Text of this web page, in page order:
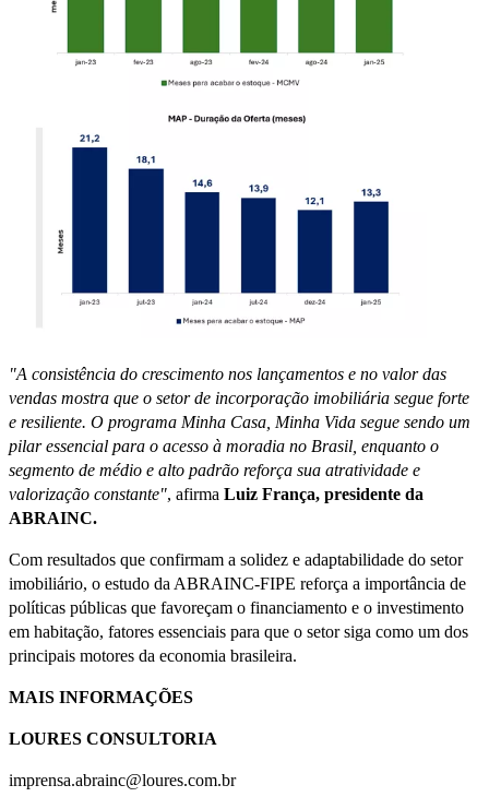
"A consistência do crescimento nos lançamentos e no valor das
vendas mostra que o setor de incorporação imobiliária segue forte
e resiliente. O programa Minha Casa, Minha Vida segue sendo um
pilar essencial para o acesso à moradia no Brasil, enquanto o
segmento de médio e alto padrão reforça sua atratividade e
valorização constante", afirma Luiz França, presidente da
ABRAINC.
Com resultados que confirmam a solidez e adaptabilidade do setor
imobiliário, o estudo da ABRAINC-FIPE reforça a importância de
políticas públicas que favoreçam o financiamento e o investimento
em habitação, fatores essenciais para que o setor siga como um dos
principais motores da economia brasileira.
MAIS INFORMAÇÕES
LOURES CONSULTORIA
imprensa.abrainc@loures.com.br